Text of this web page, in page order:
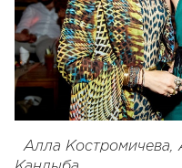
Алла Костромичева,